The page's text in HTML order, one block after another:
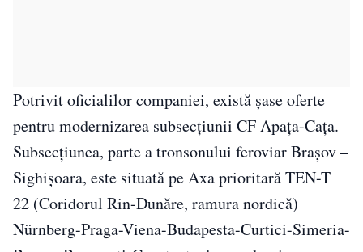
Potrivit oficialilor companiei, există şase oferte
pentru modernizarea subsecţiunii CF Apaţa-Caţa.
Subsecţiunea, parte a tronsonului feroviar Braşov –
Sighişoara, este situată pe Axa prioritară TEN-T
22 (Coridorul Rin-Dunăre, ramura nordică)
Nürnberg-Praga-Viena-Budapesta-Curtici-Simeria-